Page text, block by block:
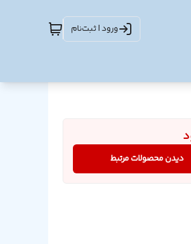
ورود | ثبت‌نام
دیدن محصولات مرتبط